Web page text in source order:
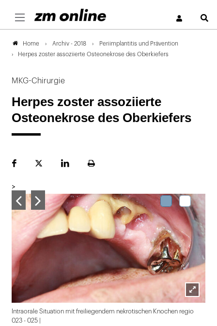
Home Archiv - 2018
Periimplantitis und Prävention
Herpes zoster assoziierte Osteonekrose des Oberkiefers
MKG-Chirurgie
Herpes zoster assoziierte
Osteonekrose des Oberkiefers
FacebookPlattformLinekdInSeite
>
Lightbox
öffnen
Intraorale Situation mit freiliegendem nekrotischen Knochen regio
023 - 025 |